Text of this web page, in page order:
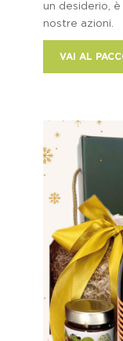
un desiderio,
nostre azioni.
VAI AL